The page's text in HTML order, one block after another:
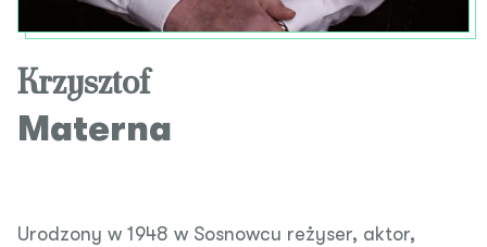
Krzysztof
Materna
Urodzony w 1948 w Sosnowcu reżyser, aktor,